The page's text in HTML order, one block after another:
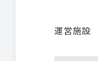
運営施設